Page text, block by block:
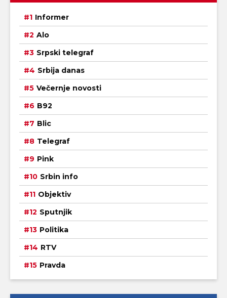
Informer
Alo
Srpski telegraf
Srbija danas
Večernje novosti
B92
Blic
Telegraf
Pink
Srbin info
Objektiv
Sputnjik
Politika
RTV
Pravda